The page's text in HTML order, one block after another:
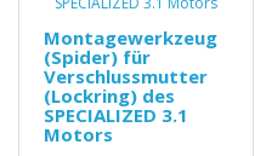
Montagewerkzeug
(Spider) für
Verschlussmutter
(Lockring) des
SPECIALIZED 3.1
Motors